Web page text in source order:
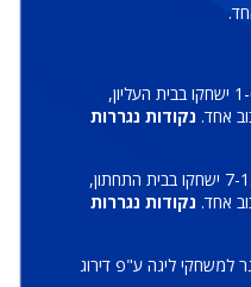
הקבוצות אשר יסיימו במקומות 1-6 ישחקו בבית העליון,
אחד. נקודות נגררות
הקבוצות אשר יסיימו במקומות 7-13 ישחקו בבית התחתון,
אחד. נקודות נגררות
למשחקי ליגה ע"פ דירוג